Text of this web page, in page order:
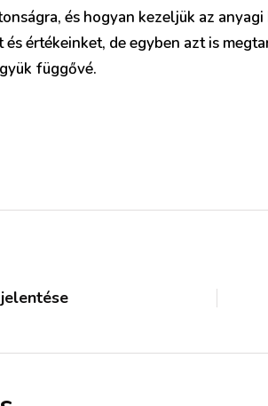
és hogyan kezeljük az
értékeinket, de egyben azt is
függővé.